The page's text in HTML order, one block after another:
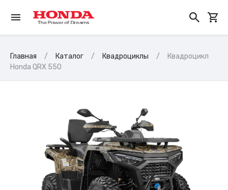
Главная Каталог Квадроциклы
Квадроцикл
Honda QRX 550